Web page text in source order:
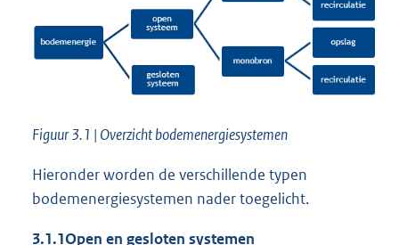
Figuur 3.1 | Overzicht bodemenergiesystemen
Hieronder worden de verschillende typen
bodemenergiesystemen nader toegelicht.
3.1.1Open en gesloten systemen